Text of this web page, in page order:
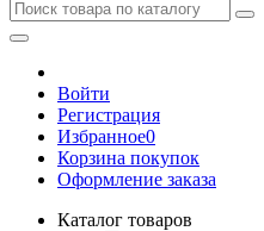
Войти
Регистрация
Избранное0
Корзина покупок
Оформление заказа
Каталог товаров